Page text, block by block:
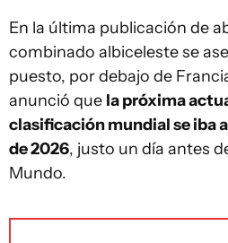
En la última publicación de
combinado albiceleste se
puesto, por debajo de
anunció que la próxima
clasificación mundial se iba
de 2026, justo un día antes
Mundo.